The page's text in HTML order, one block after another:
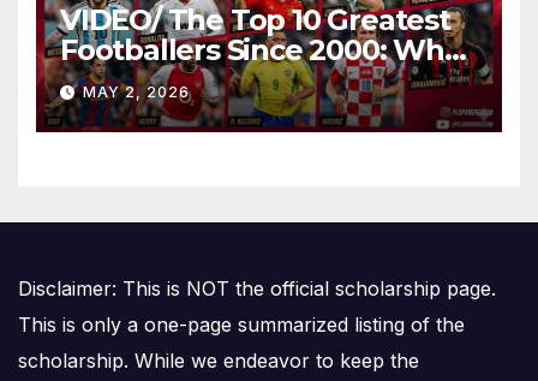
VIDEO/ The Top 10 Greatest
Footballers Since 2000: Who
Is Number One
MAY 2, 2026
Disclaimer: This is NOT the official scholarship page.
This is only a one-page summarized listing of the
scholarship. While we endeavor to keep the